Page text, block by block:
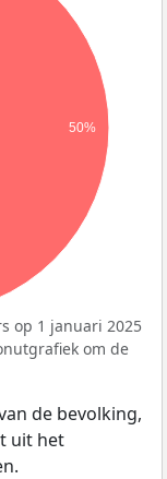
50%
op 1 januari 2025
om de
de bevolking,
uit het